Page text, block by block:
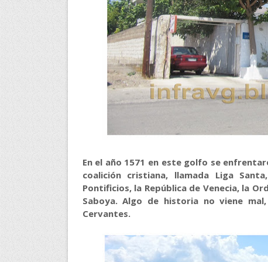
En el año 1571 en este golfo se
coalición cristiana, llamada Liga
Pontificios, la República de Venecia, la
Saboya. Algo de historia no viene
Cervantes.